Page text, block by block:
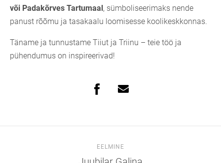
või Padakõrves Tartumaal, sümboliseerimaks nende
panust rõõmu ja tasakaalu loomisesse koolikeskkonnas.
Täname ja tunnustame Tiiut ja Triinu – teie töö ja
pühendumus on inspireerivad!
EELMINE